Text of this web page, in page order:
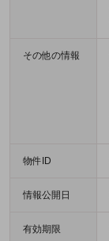
その他の情報
物件ID
情報公開日
有効期限